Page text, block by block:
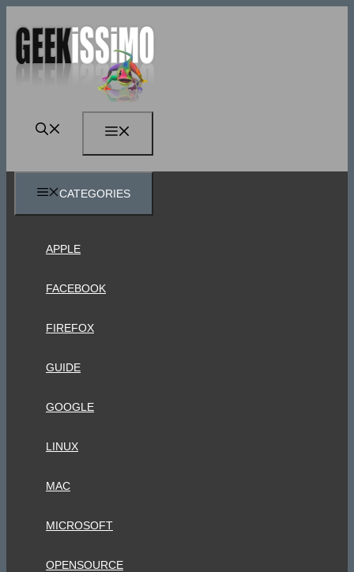
contenuto
CATEGORIES
APPLE
FACEBOOK
FIREFOX
GUIDE
GOOGLE
LINUX
MAC
MICROSOFT
OPENSOURCE